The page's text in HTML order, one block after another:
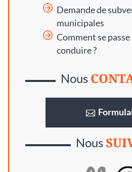
Demande de
municipales
Comment se
conduire ?
Nous
Nous